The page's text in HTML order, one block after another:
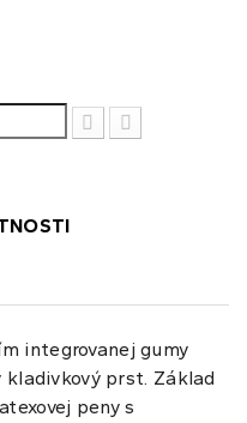
integrovanej gumy
prst. Základ
peny s